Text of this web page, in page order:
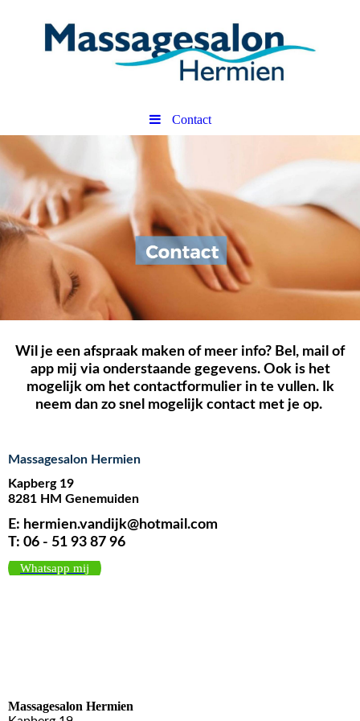
Contact
Wil je een afspraak maken of meer info? Bel, mail of
app mij via onderstaande gegevens. Ook is het
mogelijk om het contactformulier in te vullen. Ik
neem dan zo snel mogelijk contact met je op.
Massagesalon Hermien
Kapberg 19
8281 HM Genemuiden
E: hermien.vandijk@hotmail.com
: 06 - 51 93 87 96
Whatsapp mij
Massagesalon Hermien